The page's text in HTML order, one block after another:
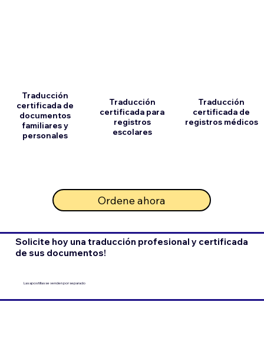
Traducción
certificada de
documentos
familiares y
personales
Traducción
certificada para
registros
escolares
Ordene ahora
Traducción
certificada de
registros médicos
Solicite hoy una traducción profesional y certificada
de sus documentos!
Las apostillas se venden por separado